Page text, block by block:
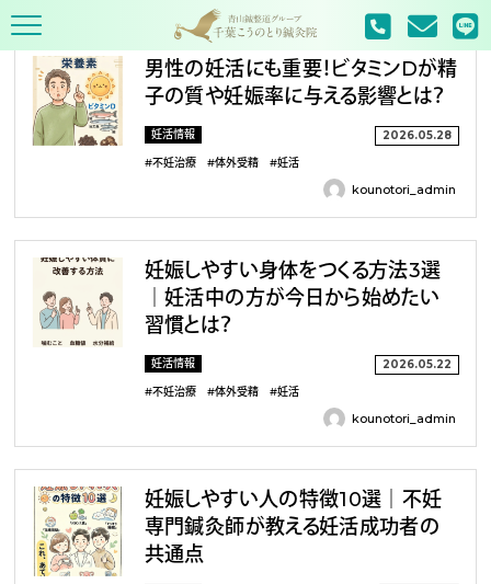
TOP
男性の妊活にも重要！ビタミンDが精
子の質や妊娠率に与える影響とは？
妊活情報
#不妊治療
#体外受精 #妊活
2026.05.28
kounotori_admin
妊娠しやすい身体をつくる方法3選
｜妊活中の方が今日から始めたい
習慣とは？
妊活情報
#不妊治療
#体外受精 #妊活
2026.05.22
kounotori_admin
妊娠しやすい人の特徴10選｜不妊
専門鍼灸師が教える妊活成功者の
共通点